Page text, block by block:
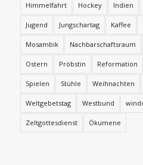
Himmelfahrt Hockey Indien
Jugend Jungschartag Kaffee
Mosambik Nachbarschaftsraum
Ostern Pröbstin Reformation
Spielen Stühle Weihnachten
Weltgebetstag Westbund
Zeltgottesdienst Ökumene